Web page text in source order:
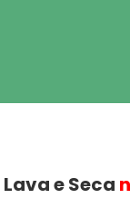
e Seca